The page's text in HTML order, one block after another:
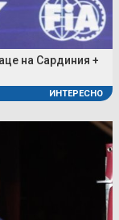
на Сардиния +
ИНТЕРЕСНО